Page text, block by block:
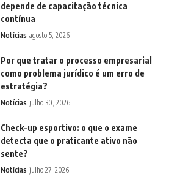
depende de capacitação técnica
contínua
Notícias agosto 5, 2026
Por que tratar o processo empresarial
como problema jurídico é um erro de
estratégia?
Notícias julho 30, 2026
Check-up esportivo: o que o exame
detecta que o praticante ativo não
sente?
Notícias julho 27, 2026